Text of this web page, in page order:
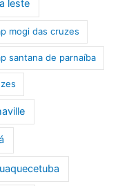
leste
mogi das cruzes
santana de parnaíba